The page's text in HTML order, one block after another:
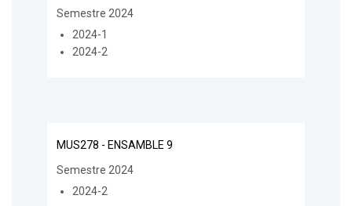
Semestre 2024
2024-1
2024-2
MUS278 - ENSAMBLE 9
Semestre 2024
2024-2